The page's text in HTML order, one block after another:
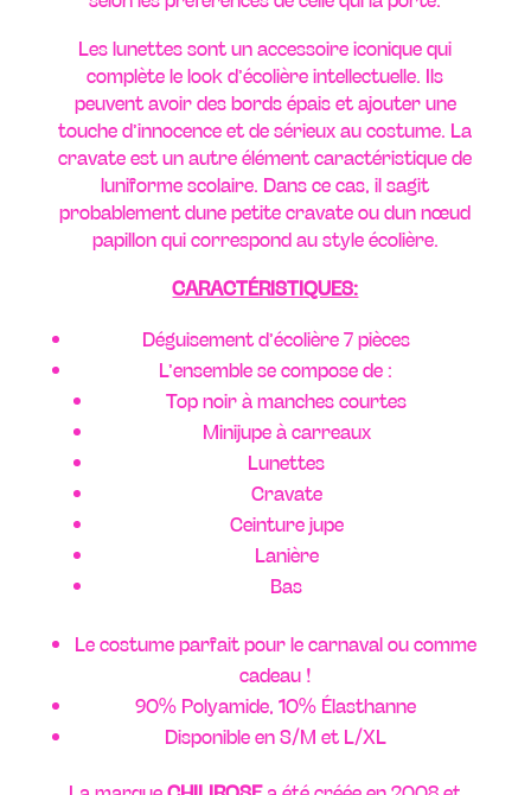
Les lunettes sont un accessoire iconique qui
complète le look d’écolière intellectuelle. Ils
peuvent avoir des bords épais et ajouter une
touche d’innocence et de sérieux au costume. La
cravate est un autre élément caractéristique de
luniforme scolaire. Dans ce cas, il sagit
probablement dune petite cravate ou dun nœud
papillon qui correspond au style écolière.
CARACTÉRISTIQUES:
Déguisement d’écolière 7 pièces
L’ensemble se compose de :
Top noir à manches courtes
Minijupe à carreaux
Lunettes
Cravate
Ceinture jupe
Lanière
Bas
Le costume parfait pour le carnaval ou comme
cadeau !
90% Polyamide, 10% Élasthanne
Disponible en S/M et L/XL